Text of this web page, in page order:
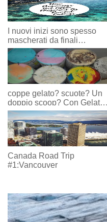
I nuovi inizi sono spesso
mascherati da finali
dolorose
coppe gelato? scuote? Un
doppio scoop? Con Gelato,
Non c'è una risposta
sbagliata!
Canada Road Trip
#1:Vancouver